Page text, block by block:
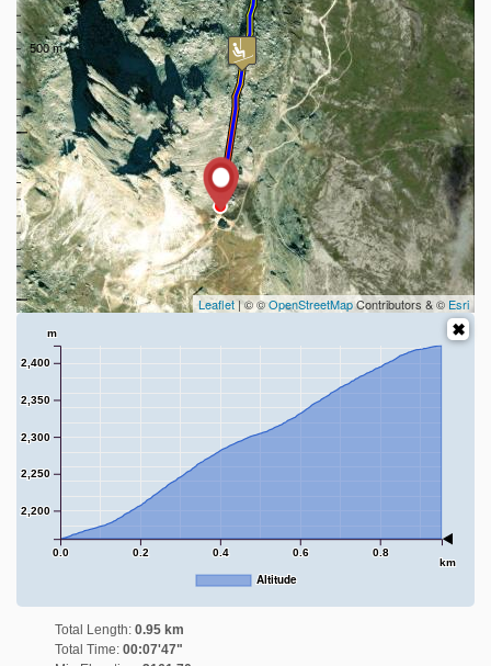
Leaflet| © ©OpenStreetMapContributors & © Esri
0.0 0.2 0.4 0.6 0.8
km
2,200
2,250
2,300
2,350
2,400
m
Altitude
Total Length: 0.95 km
Total Time: 00:07'47"